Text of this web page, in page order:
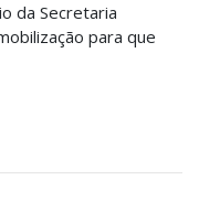
da Secretaria
para que